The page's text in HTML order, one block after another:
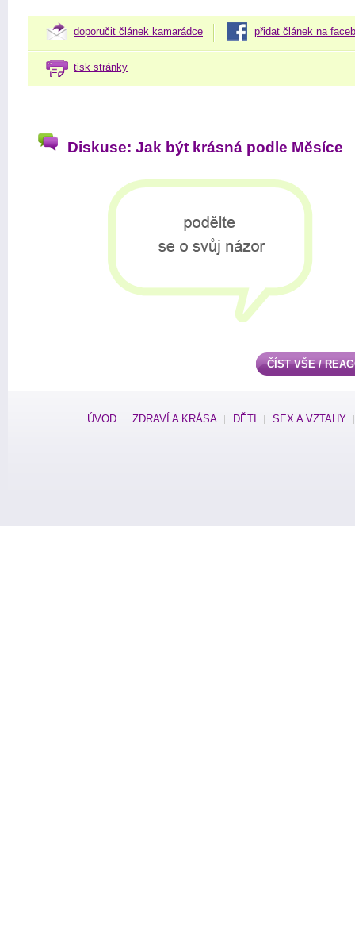
doporučit článek kamarádce přidat článek na
tisk stránky
Diskuse: Jak být krásná podle Měsíce
ČÍST VŠE /
ÚVOD ZDRAVÍ A KRÁSA DĚTI SEX A VZTAHY